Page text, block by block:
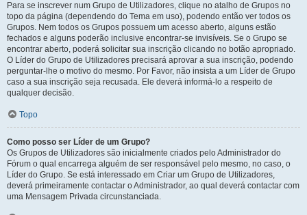
Para se inscrever num Grupo de Utilizadores, clique no atalho de Grupos no
topo da página (dependendo do Tema em uso), podendo então ver todos os
Grupos. Nem todos os Grupos possuem um acesso aberto, alguns estão
fechados e alguns poderão inclusive encontrar-se invisíveis. Se o Grupo se
encontrar aberto, poderá solicitar sua inscrição clicando no botão apropriado.
O Líder do Grupo de Utilizadores precisará aprovar a sua inscrição, podendo
perguntar-lhe o motivo do mesmo. Por Favor, não insista a um Líder de Grupo
caso a sua inscrição seja recusada. Ele deverá informá-lo a respeito de
qualquer decisão.
Topo
Como posso ser Líder de um Grupo?
Os Grupos de Utilizadores são inicialmente criados pelo Administrador do
Fórum o qual encarrega alguém de ser responsável pelo mesmo, no caso, o
Líder do Grupo. Se está interessado em Criar um Grupo de Utilizadores,
deverá primeiramente contactar o Administrador, ao qual deverá contactar com
uma Mensagem Privada circunstanciada.